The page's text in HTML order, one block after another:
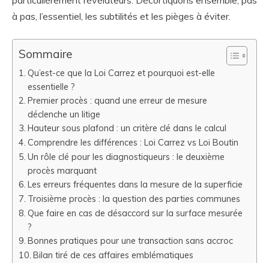
à pas, l’essentiel, les subtilités et les pièges à éviter.
Sommaire
Qu’est-ce que la Loi Carrez et pourquoi est-elle
essentielle ?
Premier procès : quand une erreur de mesure
déclenche un litige
Hauteur sous plafond : un critère clé dans le calcul
Comprendre les différences : Loi Carrez vs Loi Boutin
Un rôle clé pour les diagnostiqueurs : le deuxième
procès marquant
Les erreurs fréquentes dans la mesure de la superficie
Troisième procès : la question des parties communes
Que faire en cas de désaccord sur la surface mesurée
?
Bonnes pratiques pour une transaction sans accroc
Bilan tiré de ces affaires emblématiques